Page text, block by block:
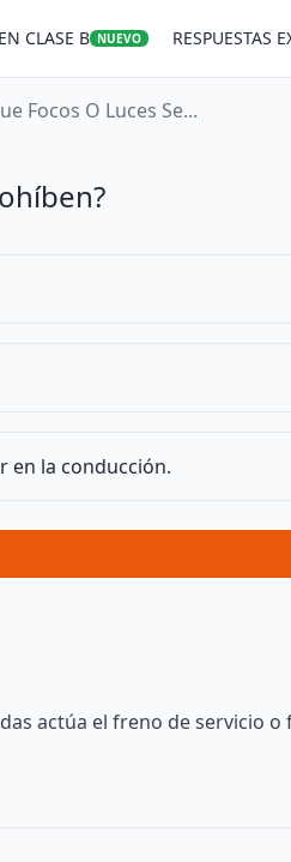
CLASE B NUEVO RESPUESTAS
Focos O Luces Se...
en la conducción.
actúa el freno de servicio o